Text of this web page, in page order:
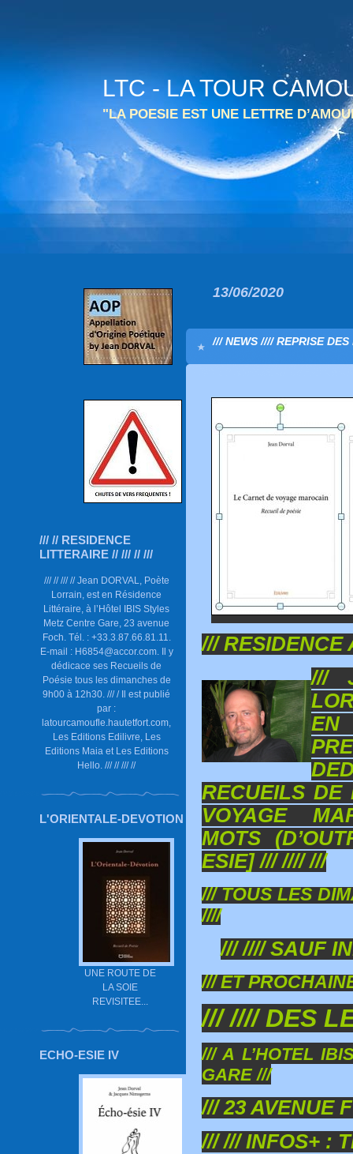
LTC - LA TOUR
"LA POESIE EST UNE LETTRE
/// // RESIDENCE
LITTERAIRE // /// // ///
/// // /// // Jean DORVAL, Poète
Lorrain, est en Résidence
Littéraire, à l’Hôtel IBIS Styles
Metz Centre Gare, 23 avenue
Foch. Tél. : +33.3.87.66.81.11.
E-mail : H6854@accor.com. Il y
dédicace ses Recueils de
Poésie tous les dimanches de
9h00 à 12h30. /// / Il est publié
par :
latourcamoufle.hautetfort.com,
Les Editions Edilivre, Les
Editions Maia et Les Editions
Hello. /// // /// //
L'ORIENTALE-DEVOTION
UNE ROUTE DE
LA SOIE
REVISITEE...
ECHO-ESIE IV
13/06/2020
/// NEWS //// REPRISE
/// RESIDENCE
///
RECUEILS DE
VOYAGE
MOTS
ESIE] /// //// ///
/// TOUS LES
////
/// //// SAUF
/// ET
/// //// DES
/// A L’HOTEL
GARE ///
/// 23 AVENUE
/// /// INFOS+ :